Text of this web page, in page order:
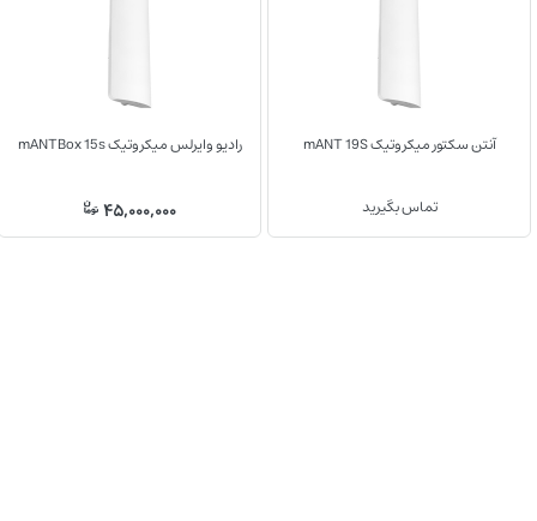
آنتن سکتور میکروتیک mANT 19S
تماس بگیرید
رادیو وایرلس میکروتیک mANTBox 15s
45,000,000